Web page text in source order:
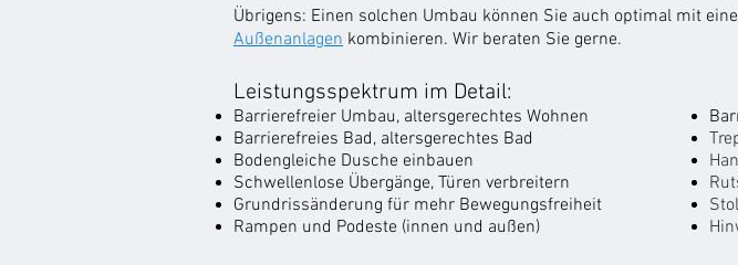
Übrigens: Einen solchen Umbau können Sie auch optimal mit
Außenanlagen kombinieren. Wir beraten Sie gerne.
Leistungsspektrum im Detail:
Barrierefreier Umbau, altersgerechtes Wohnen
Barrierefreies Bad, altersgerechtes Bad
Bodengleiche Dusche einbauen
Schwellenlose Übergänge, Türen verbreitern
Grundrissänderung für mehr Bewegungsfreiheit
Rampen und Podeste (innen und außen)